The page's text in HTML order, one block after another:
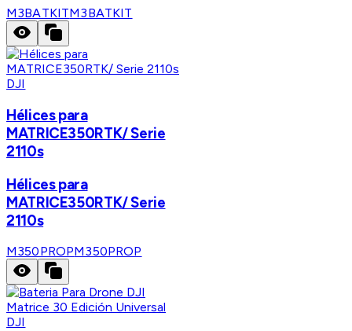
M3BATKITM3BATKIT
DJI
Hélices para
MATRICE350RTK/ Serie
2110s
Hélices para
MATRICE350RTK/ Serie
2110s
M350PROPM350PROP
DJI